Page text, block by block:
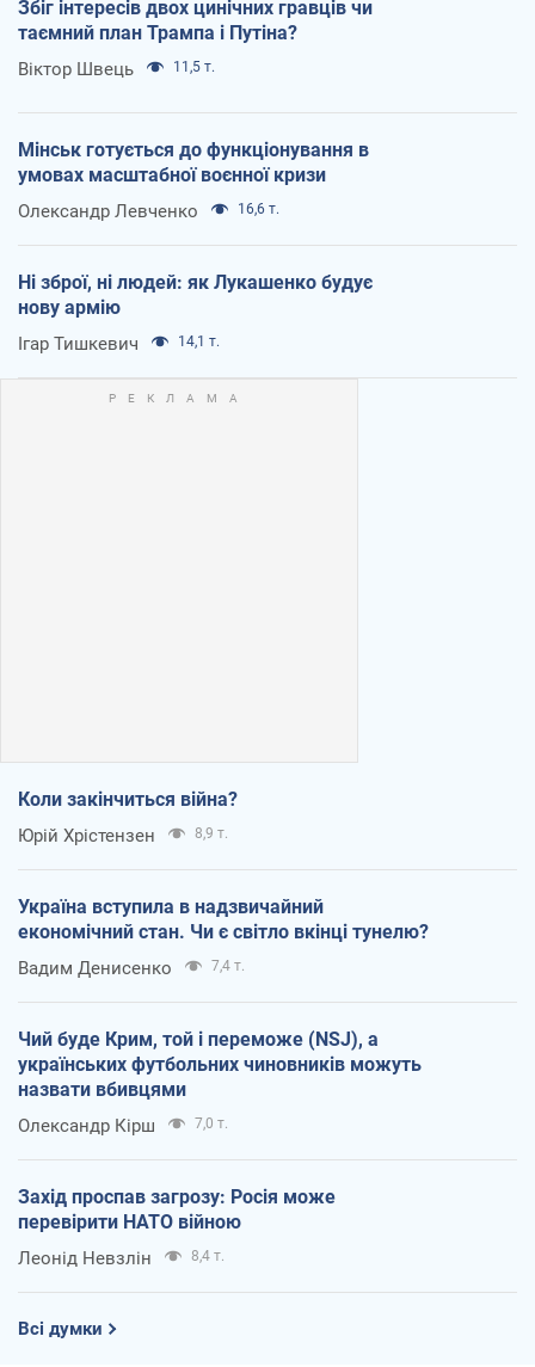
Збіг інтересів двох цинічних гравців чи
таємний план Трампа і Путіна?
Віктор Швець 11,5 т.
Мінськ готується до функціонування в
умовах масштабної воєнної кризи
Олександр Левченко 16,6 т.
Ні зброї, ні людей: як Лукашенко будує
нову армію
Ігар Тишкевич 14,1 т.
Коли закінчиться війна?
Юрій Хрістензен 8,9 т.
Україна вступила в надзвичайний
економічний стан. Чи є світло вкінці тунелю?
Вадим Денисенко 7,4 т.
Чий буде Крим, той і переможе (NSJ), а
українських футбольних чиновників можуть
назвати вбивцями
Олександр Кірш 7,0 т.
Захід проспав загрозу: Росія може
перевірити НАТО війною
Леонід Невзлін 8,4 т.
Всі думки